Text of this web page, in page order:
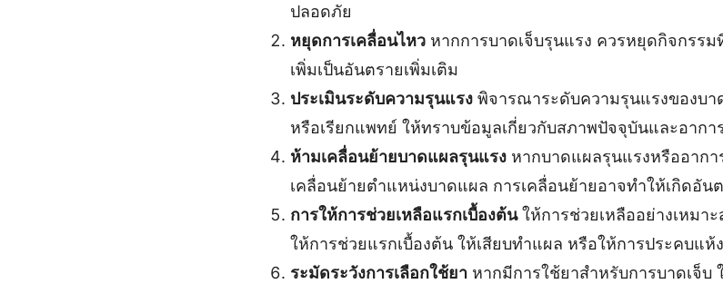
ปลอดภัย
หยุดการเคลื่อนไหวหากการบาดเจ็บรุนแรง ควรหยุดกิจกรร
เพิ่มเป็นอันตรายเพิ่มเติม
ประเมินระดับความรุนแรงพิจารณาระดับความรุนแรงของบา
หรือเรียกแพทย์ ให้ทราบข้อมูลเกี่ยวกับสภาพปัจจุบันและอากา
ห้ามเคลื่อนย้ายบาดแผลรุนแรงหากบาดแผลรุนแรงหรืออากา
เคลื่อนย้ายตำแหน่งบาดแผล การเคลื่อนย้ายอาจทำให้เกิดอัน
การให้การช่วยเหลือแรกเบื้องต้นให้การช่วยเหลืออย่างเหมา
ให้การช่วยแรกเบื้องต้น ให้เสียบทำแผล หรือให้การประคบแ
ระมัดระวังการเลือกใช้ยาหากมีการใช้ยาสำหรับการบาดเจ็